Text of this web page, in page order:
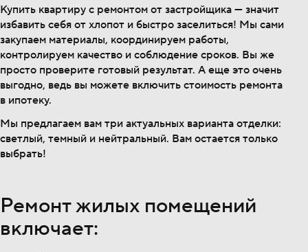
Купить квартиру с ремонтом от застройщика — значит
избавить себя от хлопот и быстро заселиться! Мы сами
закупаем материалы, координируем работы,
контролируем качество и соблюдение сроков. Вы же
просто проверите готовый результат. А еще это очень
выгодно, ведь вы можете включить стоимость ремонта
в ипотеку.
Мы предлагаем вам три актуальных варианта отделки:
светлый, темный и нейтральный. Вам остается только
выбрать!
Ремонт жилых помещений
включает: